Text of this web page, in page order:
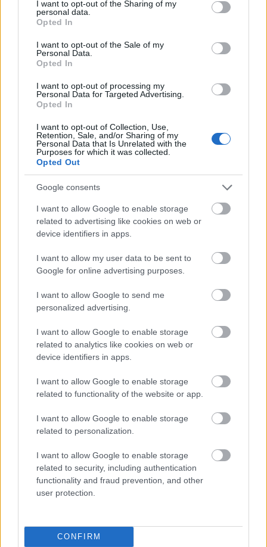
not limited to your visit or usage behaviour. You may click to
grant or deny consent to Google and its third-party tags to
use your data for below specified purposes in below Google
consent section.
I want to opt-out of the Sharing of my
personal data.
Opted In
I want to opt-out of the Sale of my
Personal Data.
Opted In
I want to opt-out of processing my
Personal Data for Targeted Advertising.
Opted In
I want to opt-out of Collection, Use,
Retention, Sale, and/or Sharing of my
Personal Data that Is Unrelated with the
Purposes for which it was collected.
Opted Out
Google consents
I want to allow Google to enable storage
related to advertising like cookies on web or
device identifiers in apps.
I want to allow my user data to be sent to
Google for online advertising purposes.
I want to allow Google to send me
personalized advertising.
I want to allow Google to enable storage
related to analytics like cookies on web or
device identifiers in apps.
I want to allow Google to enable storage
related to functionality of the website or app.
I want to allow Google to enable storage
related to personalization.
I want to allow Google to enable storage
related to security, including authentication
functionality and fraud prevention, and other
user protection.
CONFIRM
műemlékfelújítás
Történelmi táj, amelynek minden köve mesél –
megújul a tatai Angolkert
A projekt részeként megújulnak a területen található
műemlékek, köztük a különleges Műromok, valamint a közeli
M1 bővítés: már zajlik a teljesen új
Bicske Kelet csomópont építése
Új gyalogosátkelők és jelzőlámpás
Másfélszeresére bővítik
Hódmezővásárhely jó hírű református
iskoláját
Flórián téri felüljárón